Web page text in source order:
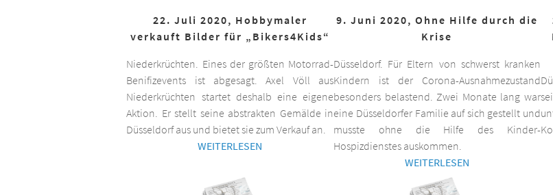
22. Juli 2020, Hobbymaler
verkauft Bilder für „Bikers4Kids“
Niederkrüchten. Eines der größten Motorrad-
Benifizevents ist abgesagt. Axel Völl aus
Niederkrüchten startet deshalb eine eigene
Aktion. Er stellt seine abstrakten Gemälde in
Düsseldorf aus und bietet sie zum Verkauf an.
WEITERLESEN
9. Juni 2020, Ohne Hilfe durch die
Krise
Düsseldorf. Für Eltern von schwerst kranken
Kindern ist der Corona-Ausnahmezustand
besonders belastend. Zwei Monate lang war
eine Düsseldorfer Familie auf sich gestellt und
musste ohne die Hilfe des Kinder-
Hospizdienstes auskommen.
WEITERLESEN